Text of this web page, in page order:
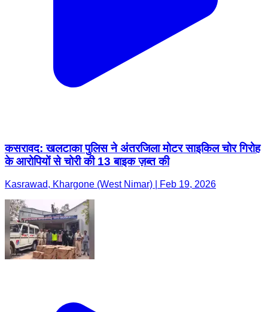
कसरावद: खलटाका पुलिस ने अंतरजिला मोटर साइकिल चोर गिरोह
के आरोपियों से चोरी की 13 बाइक ज़ब्त की
Kasrawad, Khargone (West Nimar) | Feb 19, 2026